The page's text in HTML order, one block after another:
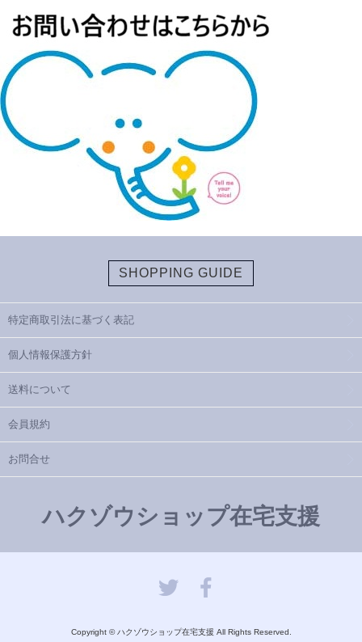
SHOPPING GUIDE
特定商取引法に基づく表記
個人情報保護方針
送料について
会員規約
お問合せ
ハクゾウショップ在宅支援
Copyright © ハクゾウショップ在宅支援 All Rights Reserved.